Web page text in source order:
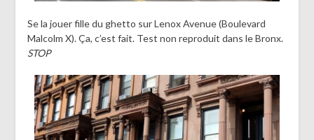
Se la jouer fille du ghetto sur Lenox Avenue (Boulevard
Malcolm X). Ça, c’est fait. Test non reproduit dans le Bronx.
STOP